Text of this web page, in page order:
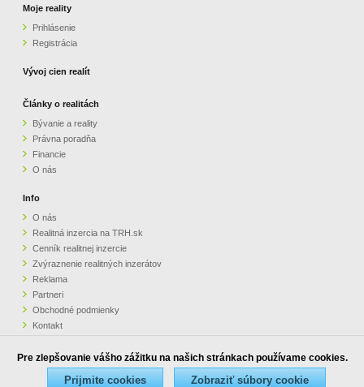
Moje reality
Prihlásenie
Registrácia
Vývoj cien realít
Články o realitách
Bývanie a reality
Právna poradňa
Financie
O nás
Info
O nás
Realitná inzercia na TRH.sk
Cenník realitnej inzercie
Zvýraznenie realitných inzerátov
Reklama
Partneri
Obchodné podmienky
Kontakt
Pre zlepšovanie vášho zážitku na našich stránkach používame cookies.